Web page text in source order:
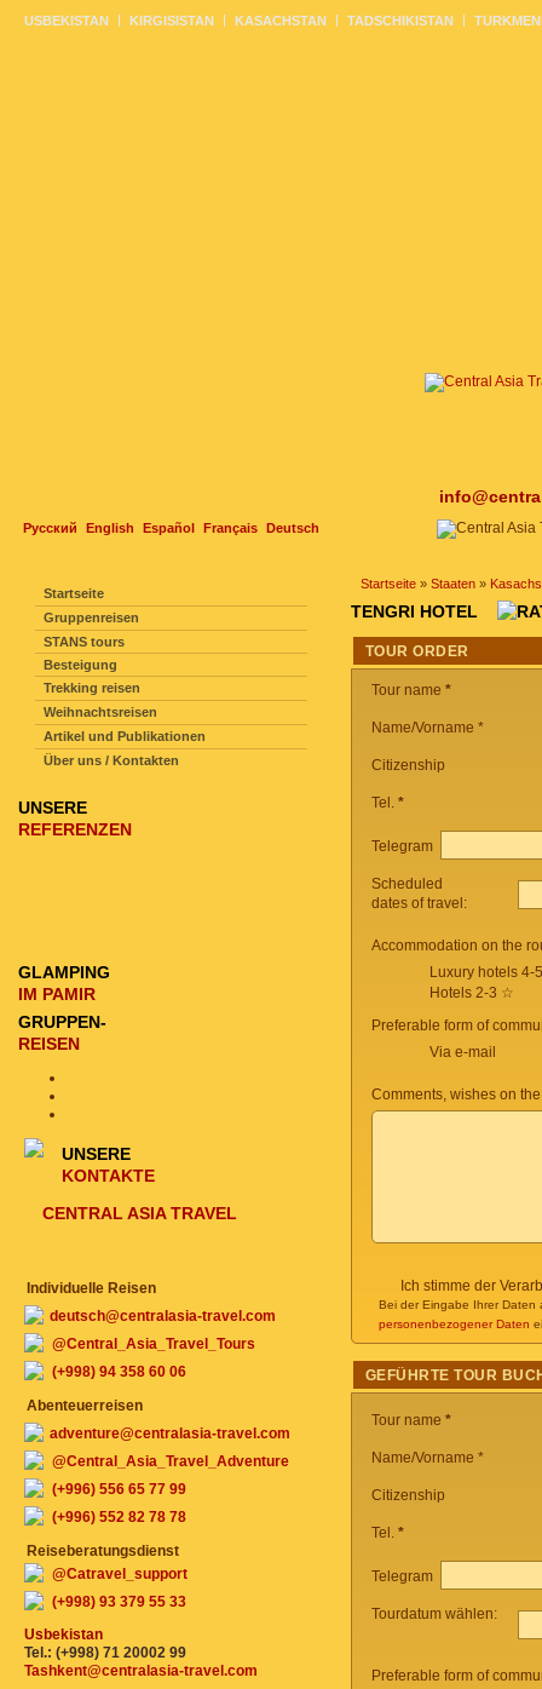
Русский English Español Français Deutsch
USBEKISTAN KIRGISISTAN KASACHSTAN TADSCHIKISTAN
Startseite » Staaten »
TENGRI HOTEL
TOUR ORDER
Tour name *
Name/Vorname *
Citizenship
Tel. *
Telegram
Scheduled
dates of travel:
Accommodation on the
Luxury hotels 4-
Hotels 2-3 ☆
Preferable form of
Via e-mail
Comments, wishes on
Ich stimme der
Bei der Eingabe Ihrer Daten
personenbezogener Daten
GEFÜHRTE TOUR
Tour name *
Name/Vorname *
Citizenship
Tel. *
Telegram
Tourdatum wählen:
Preferable form of
Startseite
Gruppenreisen
STANS tours
Besteigung
Trekking reisen
Weihnachtsreisen
Artikel und Publikationen
Über uns / Kontakten
UNSERE
REFERENZEN
GLAMPING
IM PAMIR
GRUPPEN-
REISEN
UNSERE
KONTAKTE
CENTRAL ASIA TRAVEL
Individuelle Reisen
deutsch@centralasia-travel.com
@Central_Asia_Travel_Tours
(+998) 94 358 60 06
Abenteuerreisen
adventure@centralasia-travel.com
@Central_Asia_Travel_Adventure
(+996) 556 65 77 99
(+996) 552 82 78 78
Reiseberatungsdienst
@Catravel_support
(+998) 93 379 55 33
Usbekistan
Tel.: (+998) 71 20002 99
Tashkent@centralasia-travel.com